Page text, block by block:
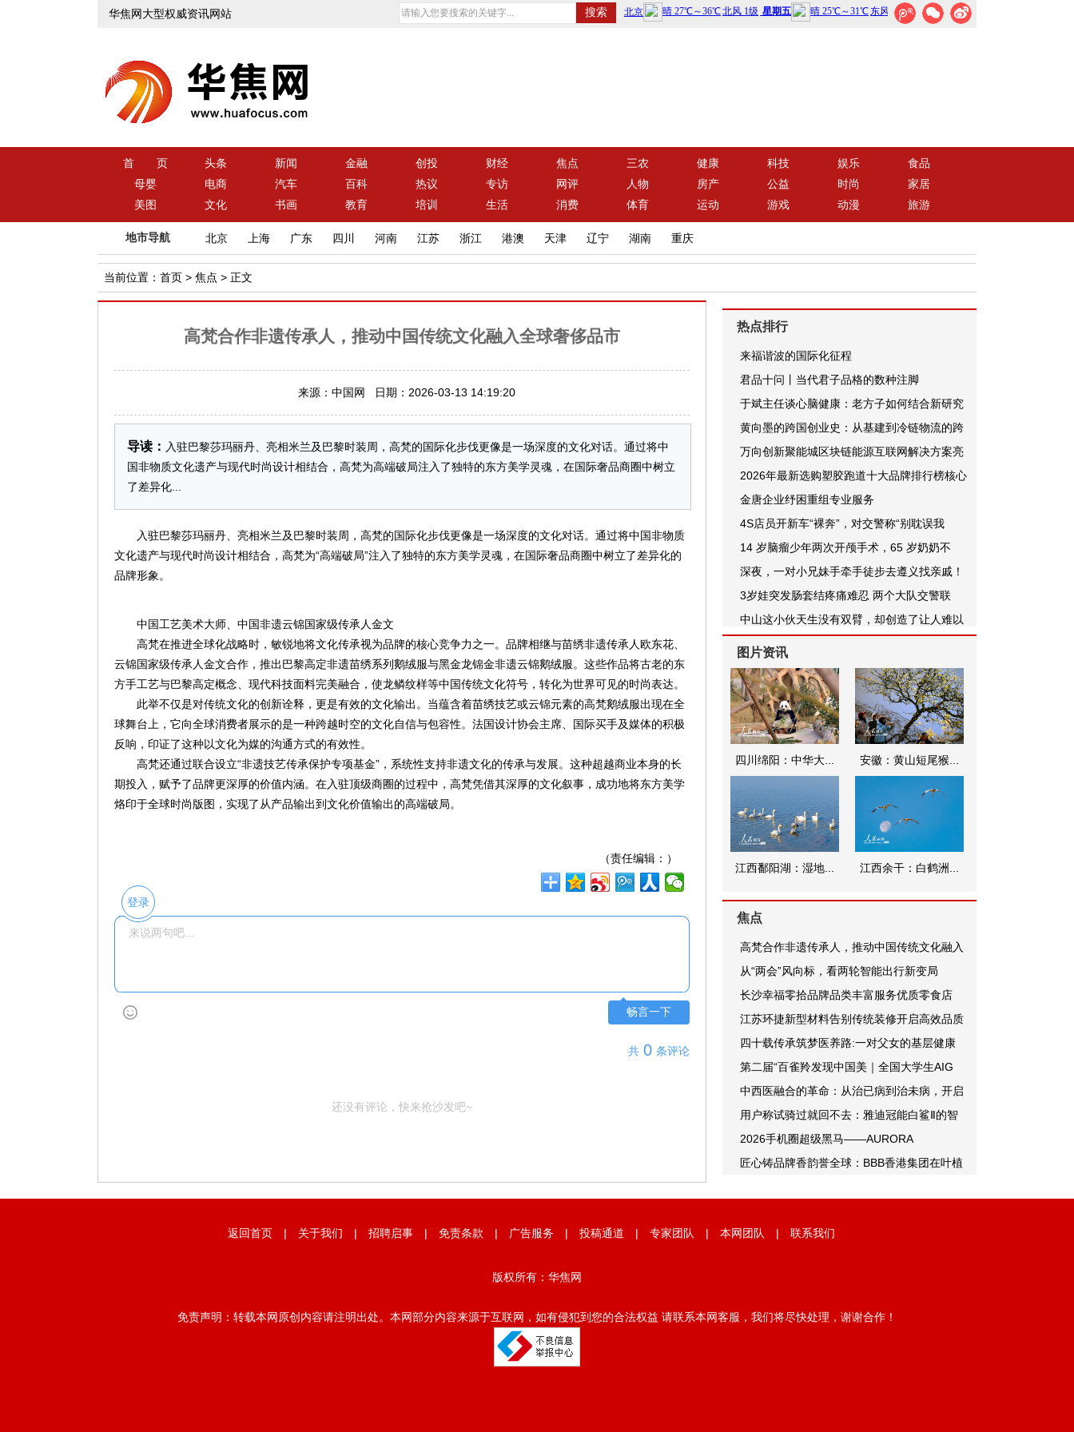
华焦网大型权威资讯网站
首 页 头条 新闻 金融 创投 财经 焦点 三农 健康 科技 娱乐
食品
母婴
电商 汽车 百科 热议 专访 网评 人物 房产 公益 时尚
家居
美图
文化 书画 教育 培训 生活 消费 体育 运动 游戏 动漫 旅游
地市导航 北京 上海 广东 四川 河南 江苏 浙江 港澳 天津 辽宁 湖南 重庆
当前位置： 首页 > 焦点 > 正文
高梵合作非遗传承人，推动中国传统文化融入全球奢侈品市
来源：中国网 日期：2026-03-13 14:19:20
导读： 入驻巴黎莎玛丽丹、亮相米兰及巴黎时装周，高梵的国际化步伐更像是一场深度的文化对话。通过将中
国非物质文化遗产与现代时尚设计相结合，高梵为高端破局注入了独特的东方美学灵魂，在国际奢品商圈中树立
了差异化...
入驻巴黎莎玛丽丹、亮相米兰及巴黎时装周，高梵的国际化步伐更像是一场深度的文化对话。通过将中国非物质
文化遗产与现代时尚设计相结合，高梵为“高端破局”注入了独特的东方美学灵魂，在国际奢品商圈中树立了差异化的
品牌形象。
中国工艺美术大师、中国非遗云锦国家级传承人金文
高梵在推进全球化战略时，敏锐地将文化传承视为品牌的核心竞争力之一。品牌相继与苗绣非遗传承人欧东花、
云锦国家级传承人金文合作，推出巴黎高定非遗苗绣系列鹅绒服与黑金龙锦金非遗云锦鹅绒服。这些作品将古老的东
方手工艺与巴黎高定概念、现代科技面料完美融合，使龙鳞纹样等中国传统文化符号，转化为世界可见的时尚表达。
此举不仅是对传统文化的创新诠释，更是有效的文化输出。当蕴含着苗绣技艺或云锦元素的高梵鹅绒服出现在全
球舞台上，它向全球消费者展示的是一种跨越时空的文化自信与包容性。法国设计协会主席、国际买手及媒体的积极
反响，印证了这种以文化为媒的沟通方式的有效性。
高梵还通过联合设立“非遗技艺传承保护专项基金”，系统性支持非遗文化的传承与发展。这种超越商业本身的长
期投入，赋予了品牌更深厚的价值内涵。在入驻顶级商圈的过程中，高梵凭借其深厚的文化叙事，成功地将东方美学
烙印于全球时尚版图，实现了从产品输出到文化价值输出的高端破局。
（责任编辑：）
登录
畅言一下
共 0 条评论
还没有评论，快来抢沙发吧~
热点排行
来福谐波的国际化征程
君品十问丨当代君子品格的数种注脚
于斌主任谈心脑健康：老方子如何结合新研究
黄向墨的跨国创业史：从基建到冷链物流的跨
万向创新聚能城区块链能源互联网解决方案亮
2026年最新选购塑胶跑道十大品牌排行榜核心
金唐企业纾困重组专业服务
4S店员开新车“裸奔”，对交警称“别耽误我
14 岁脑瘤少年两次开颅手术，65 岁奶奶不
深夜，一对小兄妹手牵手徒步去遵义找亲戚！
3岁娃突发肠套结疼痛难忍 两个大队交警联
中山这小伙天生没有双臂，却创造了让人难以
图片资讯
四川绵阳：中华大... 安徽：黄山短尾猴...
江西鄱阳湖：湿地... 江西余干：白鹤洲...
焦点
高梵合作非遗传承人，推动中国传统文化融入
从“两会”风向标，看两轮智能出行新变局
长沙幸福零拾品牌品类丰富服务优质零食店
江苏环捷新型材料告别传统装修开启高效品质
四十载传承筑梦医养路:一对父女的基层健康
第二届“百雀羚发现中国美｜全国大学生AIG
中西医融合的革命：从治已病到治未病，开启
用户称试骑过就回不去：雅迪冠能白鲨Ⅱ的智
2026手机圈超级黑马——AURORA
匠心铸品牌香韵誉全球：BBB香港集团在叶植
返回首页 | 关于我们 | 招聘启事 | 免责条款 | 广告服务 | 投稿通道 | 专家团队 | 本网团队 | 联系我们
版权所有：华焦网
免责声明：转载本网原创内容请注明出处。本网部分内容来源于互联网，如有侵犯到您的合法权益 请联系本网客服，我们将尽快处理，谢谢合作！